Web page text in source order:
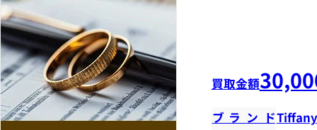
買取金額
ブランド